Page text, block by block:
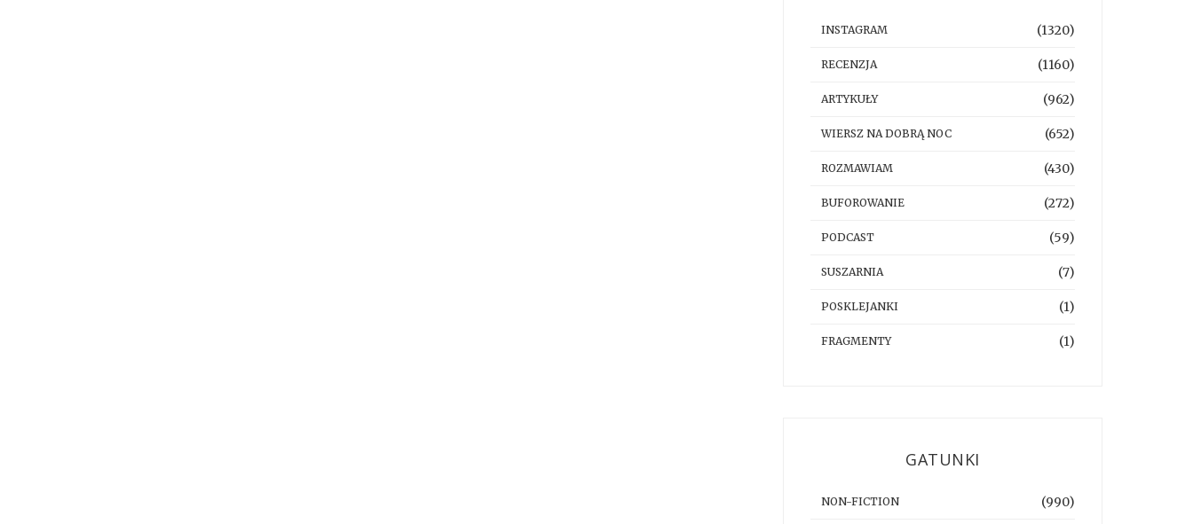
INSTAGRAM (1320)
RECENZJA (1160)
ARTYKUŁY (962)
WIERSZ NA DOBRĄ NOC (652)
ROZMAWIAM (430)
BUFOROWANIE (272)
PODCAST (59)
SUSZARNIA (7)
POSKLEJANKI (1)
FRAGMENTY (1)
GATUNKI
NON-FICTION (990)